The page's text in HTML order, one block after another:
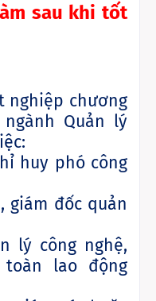
sau khi tốt
nghiệp chương
Quản lý
huy phó công
giám đốc quản
lý công nghệ,
lao động